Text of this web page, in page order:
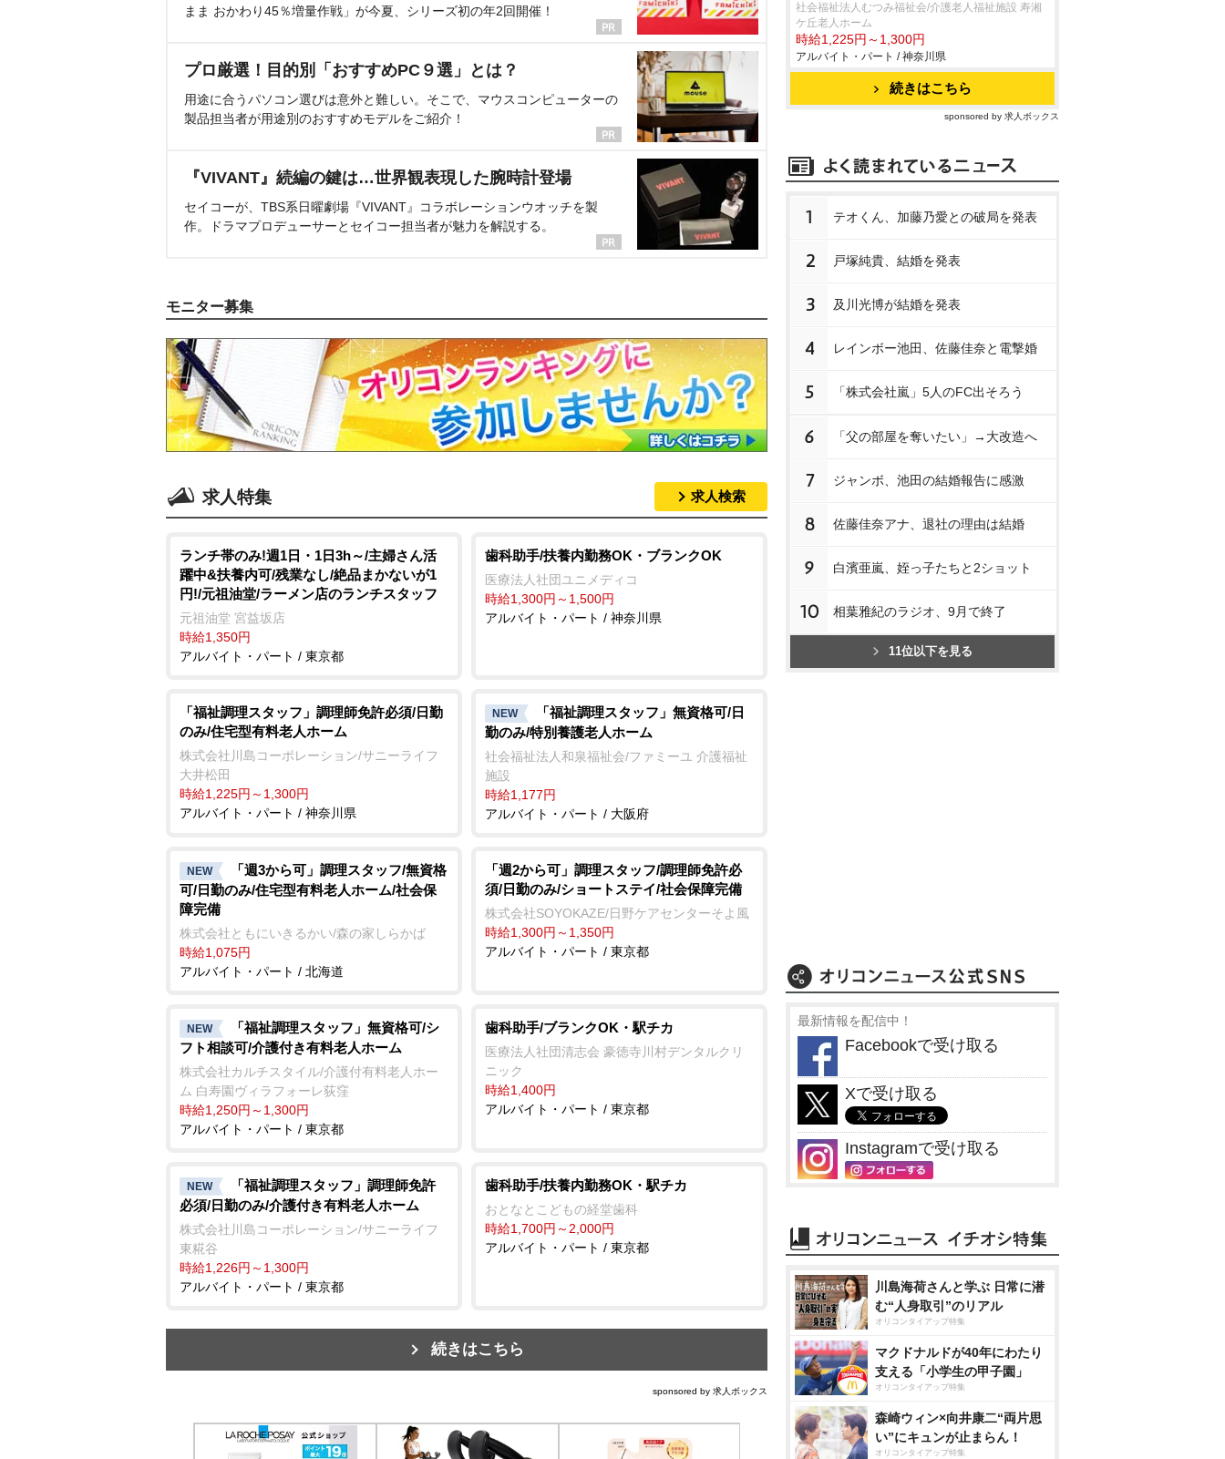
まま おかわり45％増量作戦」が今夏、シリーズ初の年2回開催！
プロ厳選！目的別「おすすめPC９選」とは？
用途に合うパソコン選びは意外と難しい。そこで、マウスコンピューターの
製品担当者が用途別のおすすめモデルをご紹介！
『VIVANT』続編の鍵は…世界観表現した腕時計登場
セイコーが、TBS系日曜劇場『VIVANT』コラボレーションウオッチを製
作。ドラマプロデューサーとセイコー担当者が魅力を解説する。
モニター募集
求人特集 求人検索
ランチ帯のみ!週1日・1日3h～/主婦さん活
躍中&扶養内可/残業なし/絶品まかないが1
円!/元祖油堂/ラーメン店のランチスタッフ
元祖油堂 宮益坂店
時給1,350円
アルバイト・パート / 東京都
歯科助手/扶養内勤務OK・ブランクOK
医療法人社団ユニメディコ
時給1,300円～1,500円
アルバイト・パート / 神奈川県
「福祉調理スタッフ」調理師免許必須/日勤
のみ/住宅型有料老人ホーム
株式会社川島コーポレーション/サニーライフ
大井松田
時給1,225円～1,300円
アルバイト・パート / 神奈川県
NEW
「福祉調理スタッフ」無資格可/日
勤のみ/特別養護老人ホーム
社会福祉法人和泉福祉会/ファミーユ 介護福祉
施設
時給1,177円
アルバイト・パート / 大阪府
NEW
「週3から可」調理スタッフ/無資格
可/日勤のみ/住宅型有料老人ホーム/社会保
障完備
株式会社ともにいきるかい/森の家しらかば
時給1,075円
アルバイト・パート / 北海道
「週2から可」調理スタッフ/調理師免許必
須/日勤のみ/ショートステイ/社会保障完備
株式会社SOYOKAZE/日野ケアセンターそよ風
時給1,300円～1,350円
アルバイト・パート / 東京都
NEW
「福祉調理スタッフ」無資格可/シ
フト相談可/介護付き有料老人ホーム
株式会社カルチスタイル/介護付有料老人ホー
ム 白寿園ヴィラフォーレ荻窪
時給1,250円～1,300円
アルバイト・パート / 東京都
歯科助手/ブランクOK・駅チカ
医療法人社団清志会 豪徳寺川村デンタルクリ
ニック
時給1,400円
アルバイト・パート / 東京都
NEW
「福祉調理スタッフ」調理師免許
必須/日勤のみ/介護付き有料老人ホーム
株式会社川島コーポレーション/サニーライフ
東糀谷
時給1,226円～1,300円
アルバイト・パート / 東京都
歯科助手/扶養内勤務OK・駅チカ
おとなとこどもの経堂歯科
時給1,700円～2,000円
アルバイト・パート / 東京都
続きはこちら
sponsored by 求人ボックス
社会福祉法人むつみ福祉会/介護老人福祉施設 寿湘
ケ丘老人ホーム
時給1,225円～1,300円
アルバイト・パート / 神奈川県
続きはこちら
sponsored by 求人ボックス
1 テオくん、加藤乃愛との破局を発表
2 戸塚純貴、結婚を発表
3 及川光博が結婚を発表
4 レインボー池田、佐藤佳奈と電撃婚
5 「株式会社嵐」5人のFC出そろう
6 「父の部屋を奪いたい」→大改造へ
7 ジャンボ、池田の結婚報告に感激
8 佐藤佳奈アナ、退社の理由は結婚
9 白濱亜嵐、姪っ子たちと2ショット
10 相葉雅紀のラジオ、9月で終了
11位以下を見る
最新情報を配信中！
Facebookで受け取る
Xで受け取る
Instagramで受け取る
川島海荷さんと学ぶ 日常に潜
む“人身取引”のリアル
オリコンタイアップ特集
マクドナルドが40年にわたり
支える「小学生の甲子園」
オリコンタイアップ特集
森崎ウィン×向井康二“両片思
い”にキュンが止まらん！
オリコンタイアップ特集